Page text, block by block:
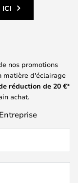
ICI
nos promotions
matière d'éclairage
réduction de 20 €*
achat.
Entreprise